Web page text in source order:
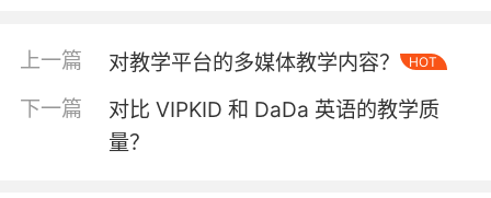
员适配度不足，据家长调研数据显示，32%的用
户抱怨固定外教难约，教学效果波动明显。
VIPKID的预约成功率和教师留存率分别达到92%
和85%，远超行业平均水平。 三、教材内容设计
VIPKID自主研发的Primary English教材，融合
上一篇 对教学平台的多媒体教学内容？ HOT
下一篇
对比 VIPKID 和 DaDa 英语的教学质
量？